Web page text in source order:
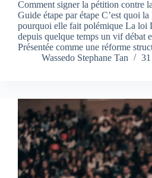
Comment signer la pétition contre
Guide étape par étape C’est quoi
pourquoi elle fait polémique La loi
depuis quelque temps un vif débat
Présentée comme une réforme
Wassedo Stephane Tan